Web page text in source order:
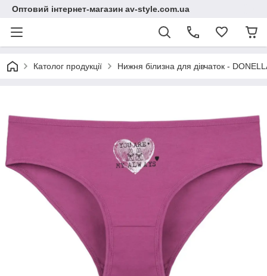
Оптовий інтернет-магазин av-style.com.ua
Католог продукції Нижня білизна для дівчаток -